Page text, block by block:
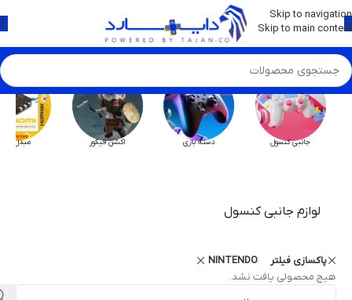
Skip to navigation
Skip to main content
💡برچسب و اسکین کنسول ها بروز شد . . . اینجا کیک کن !
جانبی کنسول دسته بازی اکشن فیگور مبدل HX
لوازم جانبی کنسول
پاکسازی فیلتر NINTENDO
هیچ محصولی یافت نشد.